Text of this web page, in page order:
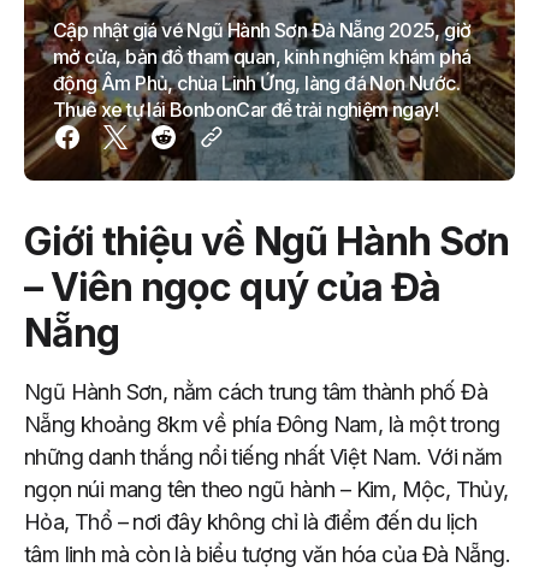
Cập nhật giá vé Ngũ Hành Sơn Đà Nẵng 2025, giờ
mở cửa, bản đồ tham quan, kinh nghiệm khám phá
động Âm Phủ, chùa Linh Ứng, làng đá Non Nước.
Thuê xe tự lái BonbonCar để trải nghiệm ngay!
Giới thiệu về Ngũ Hành Sơn
– Viên ngọc quý của Đà
Nẵng
Ngũ Hành Sơn, nằm cách trung tâm thành phố Đà
Nẵng khoảng 8km về phía Đông Nam, là một trong
những danh thắng nổi tiếng nhất Việt Nam. Với năm
ngọn núi mang tên theo ngũ hành – Kim, Mộc, Thủy,
Hỏa, Thổ – nơi đây không chỉ là điểm đến du lịch
tâm linh mà còn là biểu tượng văn hóa của Đà Nẵng.